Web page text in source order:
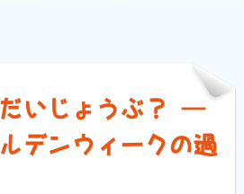
だいじょうぶ？ ―
デンウィークの過